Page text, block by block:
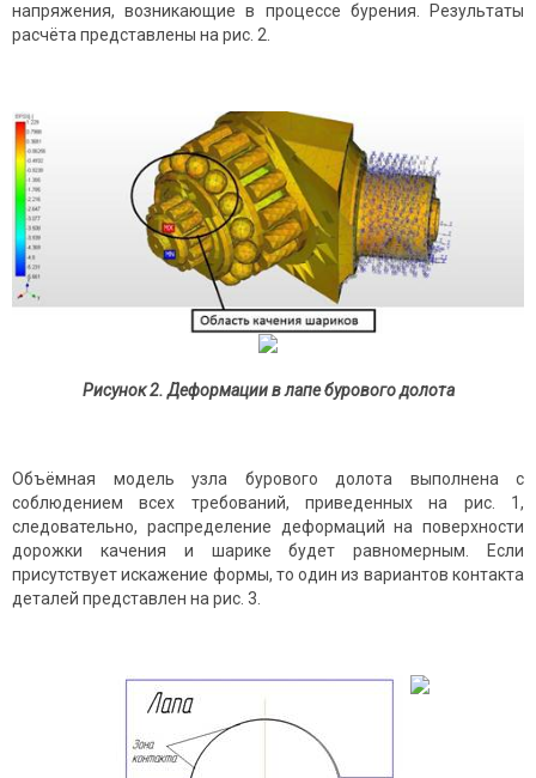
напряжения, возникающие в процессе бурения. Результаты
расчёта представлены на рис. 2.
Рисунок 2. Деформации в лапе бурового долота
Объёмная модель узла бурового долота выполнена с
соблюдением всех требований, приведенных на рис. 1,
следовательно, распределение деформаций на поверхности
дорожки качения и шарике будет равномерным. Если
присутствует искажение формы, то один из вариантов контакта
деталей представлен на рис. 3.